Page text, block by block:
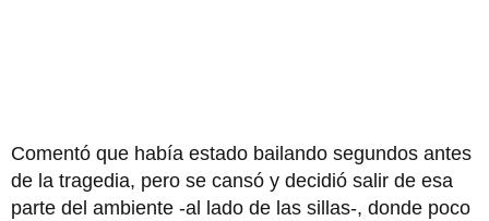
Comentó que había estado bailando segundos antes
de la tragedia, pero se cansó y decidió salir de esa
parte del ambiente -al lado de las sillas-, donde poco